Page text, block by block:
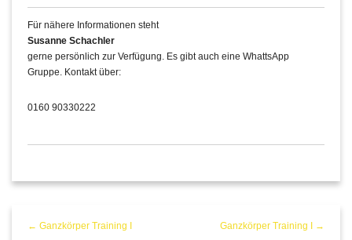
Für nähere Informationen steht
Susanne Schachler
gerne persönlich zur Verfügung. Es gibt auch eine WhattsApp
Gruppe. Kontakt über:
0160 90330222
← Ganzkörper Training I Ganzkörper Training I →